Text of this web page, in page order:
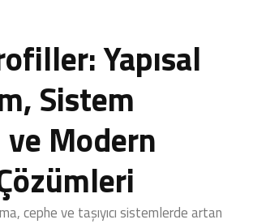
Yapısal
Sistem
Modern
cephe ve taşıyıcı sistemlerde artan